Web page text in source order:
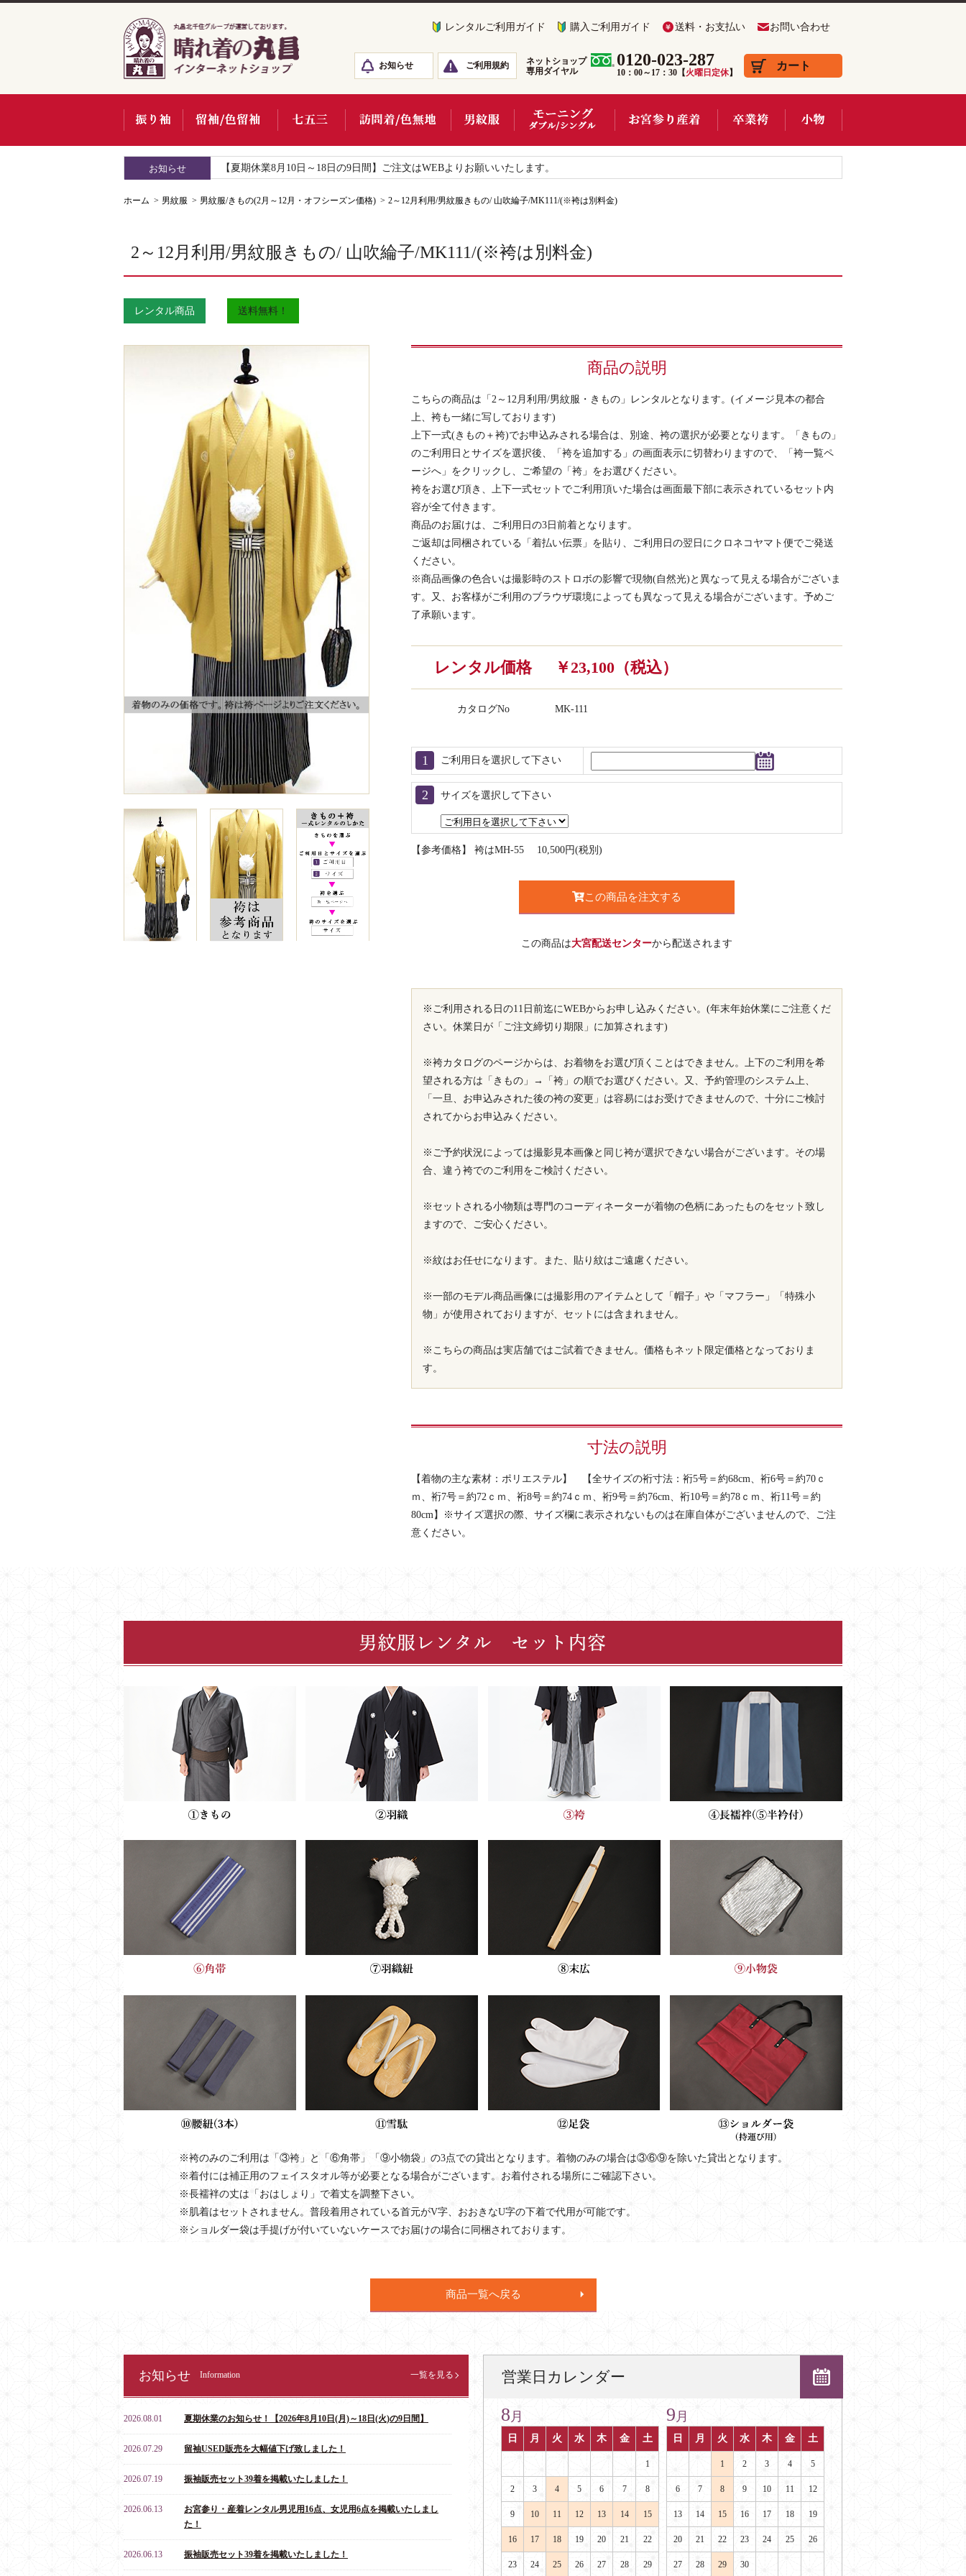
レンタルご利用ガイド 購入ご利用ガイド 送料・お支払い お問い合わせ
お知らせ ご利用規約
ネットショップ
専用ダイヤル
0120-023-287
10：00～17：30【火曜日定休】
カート
お知らせ 【夏期休業8月10日～18日の9日間】ご注文はWEBよりお願いいたします。
ホーム 男紋服 男紋服/きもの(2月～12月・オフシーズン価格) 2～12月利用/男紋服きもの/ 山吹綸子/MK111/(※袴は別料金)
2～12月利用/男紋服きもの/ 山吹綸子/MK111/(※袴は別料金)
レンタル商品 送料無料！
商品の説明
こちらの商品は「2～12月利用/男紋服・きもの」レンタルとなります。(イメージ見本の都合
上、袴も一緒に写しております)
上下一式(きもの＋袴)でお申込みされる場合は、別途、袴の選択が必要となります。「きもの」
のご利用日とサイズを選択後、「袴を追加する」の画面表示に切替わりますので、「袴一覧ペ
ージへ」をクリックし、ご希望の「袴」をお選びください。
袴をお選び頂き、上下一式セットでご利用頂いた場合は画面最下部に表示されているセット内
容が全て付きます。
商品のお届けは、ご利用日の3日前着となります。
ご返却は同梱されている「着払い伝票」を貼り、ご利用日の翌日にクロネコヤマト便でご発送
ください。
※商品画像の色合いは撮影時のストロボの影響で現物(自然光)と異なって見える場合がございま
す。又、お客様がご利用のブラウザ環境によっても異なって見える場合がございます。予めご
了承願います。
レンタル価格 ￥23,100（税込）
カタログNo MK-111
ご利用日を選択して下さい
サイズを選択して下さい
【参考価格】 袴はMH-55 10,500円(税別)
この商品を注文する
この商品は大宮配送センターから配送されます
※ご利用される日の11日前迄にWEBからお申し込みください。(年末年始休業にご注意くだ
さい。休業日が「ご注文締切り期限」に加算されます)
※袴カタログのページからは、お着物をお選び頂くことはできません。上下のご利用を希
望される方は「きもの」→「袴」の順でお選びください。又、予約管理のシステム上、
「一旦、お申込みされた後の袴の変更」は容易にはお受けできませんので、十分にご検討
されてからお申込みください。
※ご予約状況によっては撮影見本画像と同じ袴が選択できない場合がございます。その場
合、違う袴でのご利用をご検討ください。
※セットされる小物類は専門のコーディネーターが着物の色柄にあったものをセット致し
ますので、ご安心ください。
※紋はお任せになります。また、貼り紋はご遠慮ください。
※一部のモデル商品画像には撮影用のアイテムとして「帽子」や「マフラー」「特殊小
物」が使用されておりますが、セットには含まれません。
※こちらの商品は実店舗ではご試着できません。価格もネット限定価格となっておりま
す。
寸法の説明
【着物の主な素材：ポリエステル】 【全サイズの裄寸法：裄5号＝約68cm、裄6号＝約70ｃ
ｍ、裄7号＝約72ｃｍ、裄8号＝約74ｃｍ、裄9号＝約76cm、裄10号＝約78ｃｍ、裄11号＝約
80cm】※サイズ選択の際、サイズ欄に表示されないものは在庫自体がございませんので、ご注
意ください。
※袴のみのご利用は「③袴」と「⑥角帯」「⑨小物袋」の3点での貸出となります。着物のみの場合は③⑥⑨を除いた貸出となります。
※着付には補正用のフェイスタオル等が必要となる場合がございます。お着付される場所にご確認下さい。
※長襦袢の丈は「おはしょり」で着丈を調整下さい。
※肌着はセットされません。普段着用されている首元がV字、おおきなU字の下着で代用が可能です。
※ショルダー袋は手提げが付いていないケースでお届けの場合に同梱されております。
商品一覧へ戻る
営業日カレンダー
8 月
日 月 火 水 木 金 土
1
2 3 4 5 6 7 8
9 10 11 12 13 14 15
16 17 18 19 20 21 22
23 24 25 26 27 28 29
9 月
日 月 火 水 木 金 土
1 2 3 4 5
6 7 8 9 10 11 12
13 14 15 16 17 18 19
20 21 22 23 24 25 26
27 28 29 30
お知らせ Information 一覧を見る
2026.08.01 夏期休業のお知らせ！【2026年8月10日(月)～18日(火)の9日間】
2026.07.29 留袖USED販売を大幅値下げ致しました！
2026.07.19 振袖販売セット39着を掲載いたしました！
2026.06.13
お宮参り・産着レンタル男児用16点、女児用6点を掲載いたしまし
た！
2026.06.13 振袖販売セット39着を掲載いたしました！